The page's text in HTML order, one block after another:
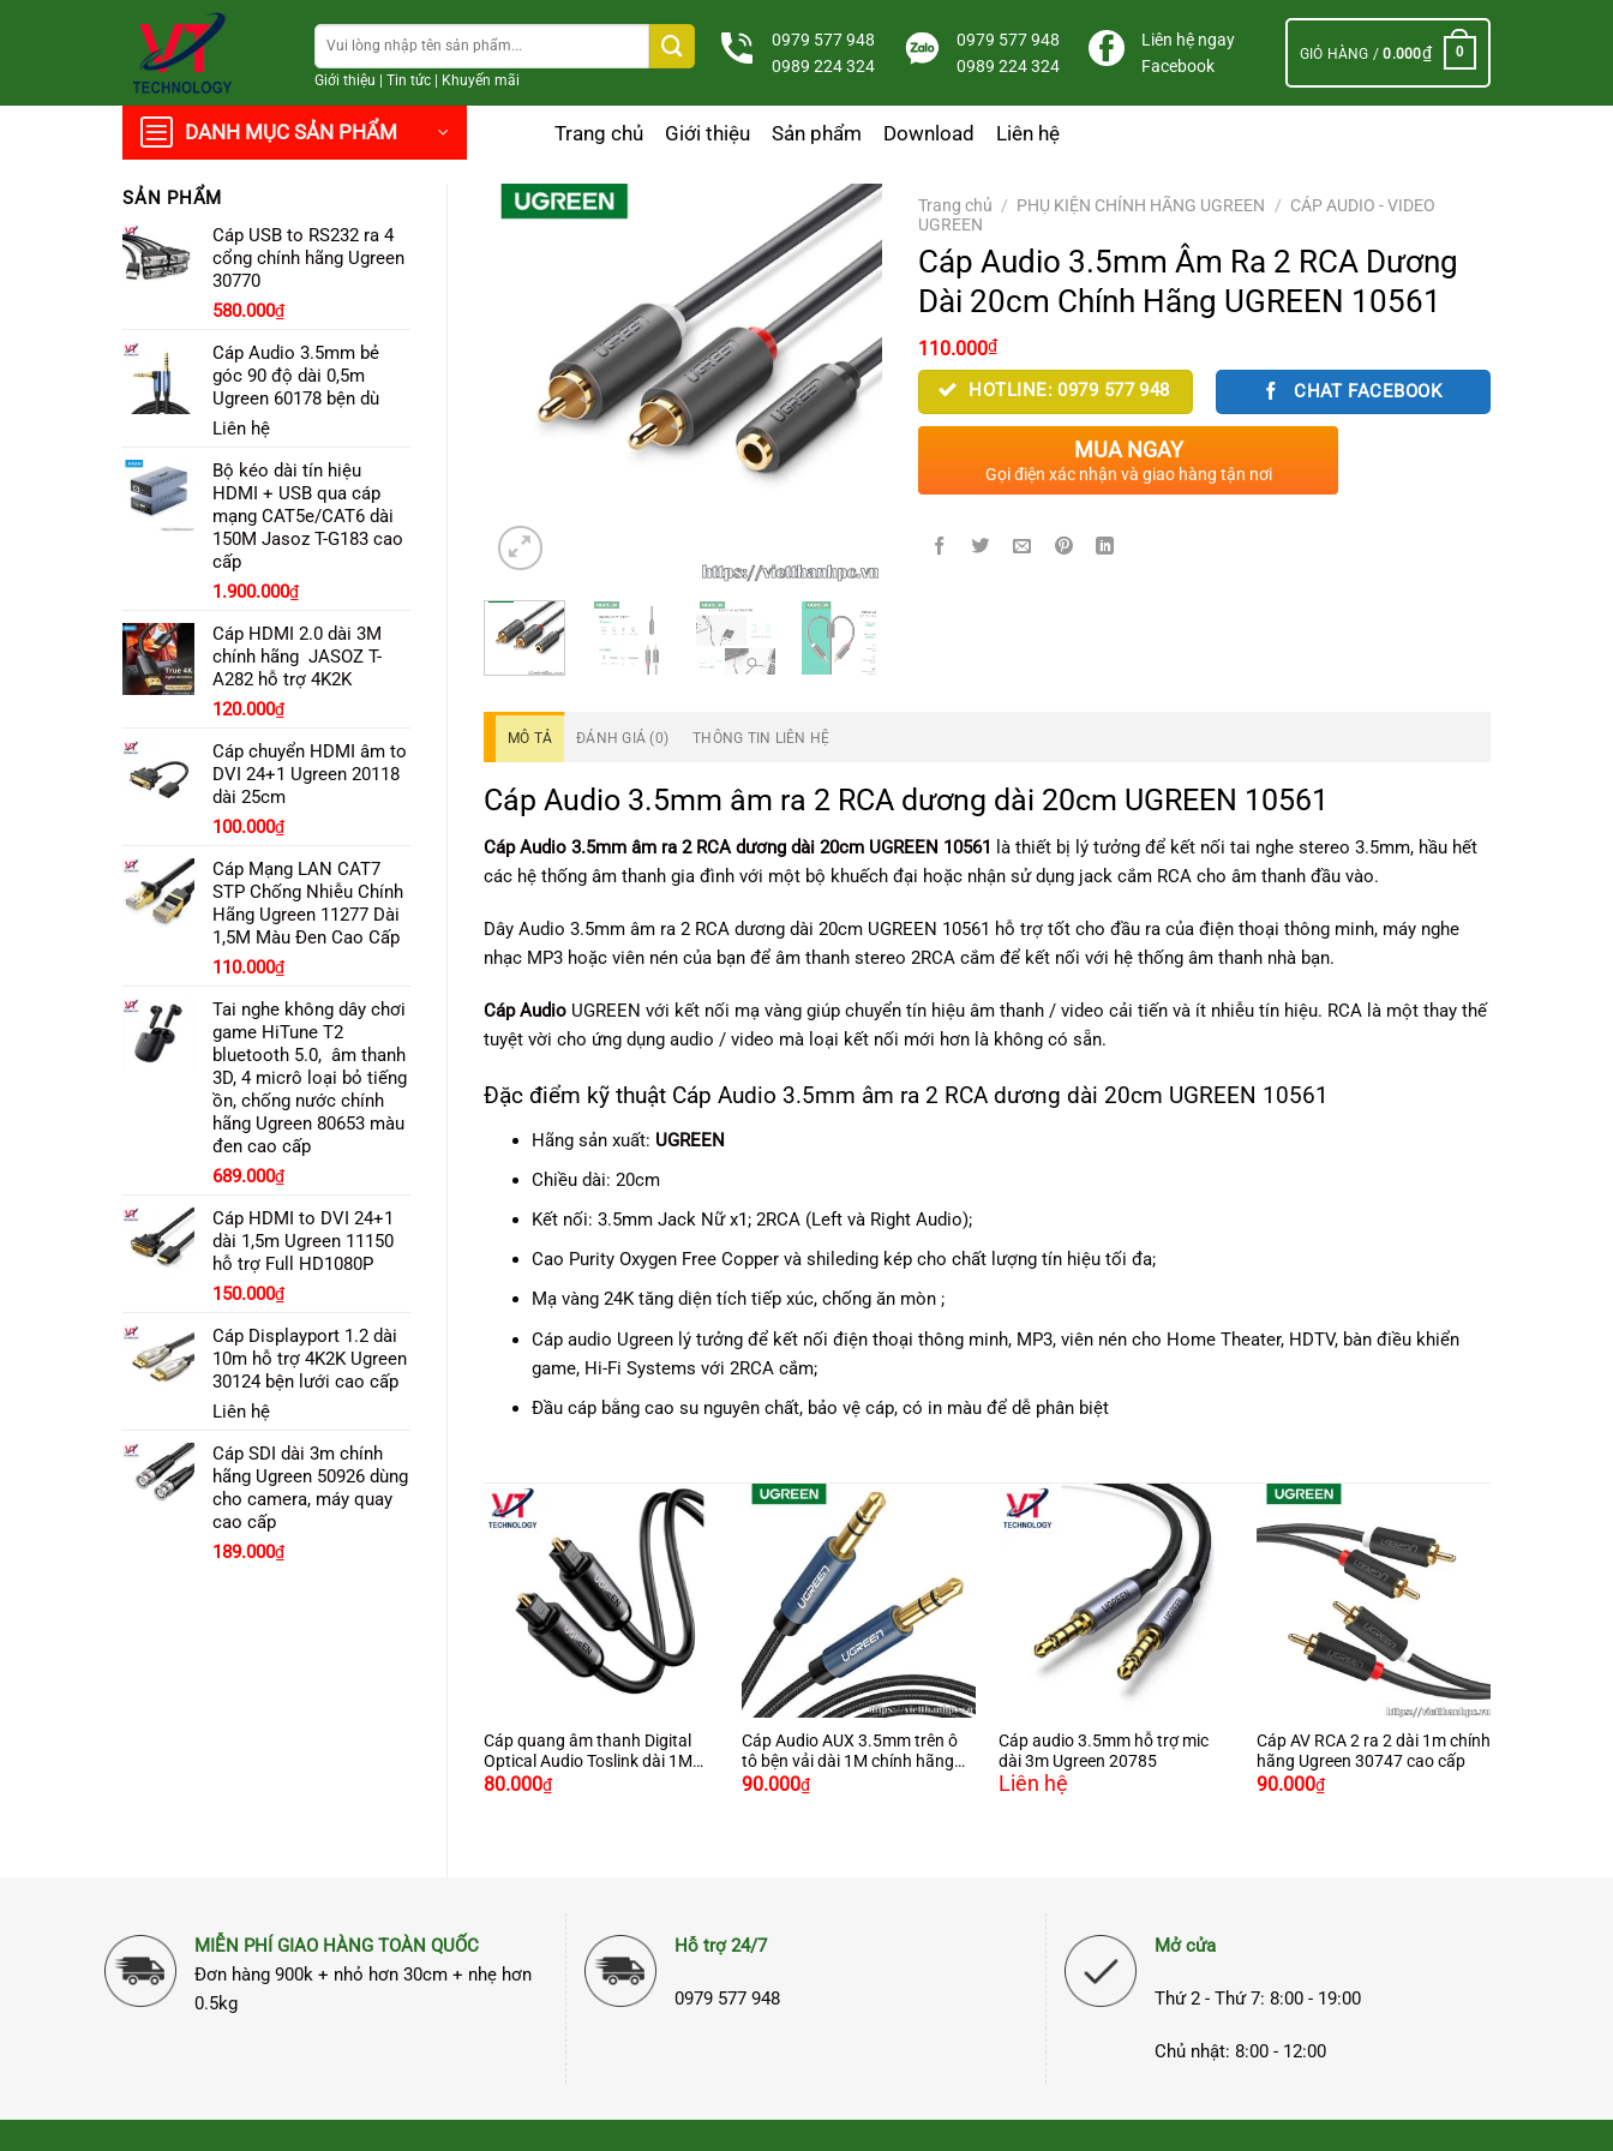
Tìm
kiếm:
Giới thiệu Tin tức| Khuyến mãi
0979 577 948
0989 224 324
0979 577 948
0989 224 324
Liên hệ ngay
Facebook
GIỎ HÀNG /0.000₫ 0
DANH MỤC SẢN PHẨM Trang chủ Giới thiệu Sản phẩm Download Liên hệ
SẢN PHẨM
Cáp USB to RS232 ra 4
cổng chính hãng Ugreen
30770
580.000₫
Cáp Audio 3.5mm bẻ
góc 90 độ dài 0,5m
Ugreen 60178 bện dù
Liên hệ
Bộ kéo dài tín hiệu
HDMI + USB qua cáp
mạng CAT5e/CAT6 dài
150M Jasoz T-G183 cao
cấp
Giá
là:
2.100.000₫.
1.900.000₫Giá
tại
là:
1.900.000₫.
Cáp HDMI 2.0 dài 3M
chính hãng JASOZ T-
A282 hỗ trợ 4K2K
Giá
là:
130.000₫.
120.000₫Giá
tại
là:
120.000₫.
Cáp chuyển HDMI âm to
DVI 24+1 Ugreen 20118
dài 25cm
100.000₫
Cáp Mạng LAN CAT7
STP Chống Nhiễu Chính
Hãng Ugreen 11277 Dài
1,5M Màu Đen Cao Cấp
110.000₫
Tai nghe không dây chơi
game HiTune T2
bluetooth 5.0, âm thanh
3D, 4 micrô loại bỏ tiếng
ồn, chống nước chính
hãng Ugreen 80653 màu
đen cao cấp
689.000₫
Cáp HDMI to DVI 24+1
dài 1,5m Ugreen 11150
hỗ trợ Full HD1080P
150.000₫
Cáp Displayport 1.2 dài
10m hỗ trợ 4K2K Ugreen
30124 bện lưới cao cấp
Liên hệ
Cáp SDI dài 3m chính
hãng Ugreen 50926 dùng
cho camera, máy quay
cao cấp
189.000₫
Trang chủ / PHỤ KIỆN CHÍNH HÃNG UGREEN / CÁP AUDIO - VIDEO
UGREEN
Cáp Audio 3.5mm Âm Ra 2 RCA Dương
Dài 20cm Chính Hãng UGREEN 10561
Giá
gốc
150.000₫.
110.000₫Giá
hiện
tại
là:
110.000₫.
HOTLINE: 0979 577 948 CHAT FACEBOOK
MUA NGAY
Gọi điện xác nhận và giao hàng tận nơi
MÔ TẢ ĐÁNH GIÁ (0) THÔNG TIN LIÊN HỆ
Cáp Audio 3.5mm âm ra 2 RCA dương dài 20cm UGREEN 10561
Cáp Audio 3.5mm âm ra 2 RCA dương dài 20cm UGREEN 10561 là thiết bị lý tưởng để kết nối tai nghe stereo 3.5mm, hầu hết
các hệ thống âm thanh gia đình với một bộ khuếch đại hoặc nhận sử dụng jack cắm RCA cho âm thanh đầu vào.
Dây Audio 3.5mm âm ra 2 RCA dương dài 20cm UGREEN 10561 hỗ trợ tốt cho đầu ra của điện thoại thông minh, máy nghe
nhạc MP3 hoặc viên nén của bạn để âm thanh stereo 2RCA cắm để kết nối với hệ thống âm thanh nhà bạn.
Cáp Audio UGREEN với kết nối mạ vàng giúp chuyển tín hiệu âm thanh / video cải tiến và ít nhiễu tín hiệu. RCA là một thay thế
tuyệt vời cho ứng dụng audio / video mà loại kết nối mới hơn là không có sẵn.
Đặc điểm kỹ thuật Cáp Audio 3.5mm âm ra 2 RCA dương dài 20cm UGREEN 10561
Hãng sản xuất: UGREEN
Chiều dài: 20cm
Kết nối: 3.5mm Jack Nữ x1; 2RCA (Left và Right Audio);
Cao Purity Oxygen Free Copper và shileding kép cho chất lượng tín hiệu tối đa;
Mạ vàng 24K tăng diện tích tiếp xúc, chống ăn mòn ;
Cáp audio Ugreen lý tưởng để kết nối điện thoại thông minh, MP3, viên nén cho Home Theater, HDTV, bàn điều khiển
game, Hi-Fi Systems với 2RCA cắm;
Đầu cáp bằng cao su nguyên chất, bảo vệ cáp, có in màu để dễ phân biệt
Cáp quang âm thanh Digital
Optical Audio Toslink dài 1M
chính hãng Ugreen 70890 cao
80.000₫
+
Cáp Audio AUX 3.5mm trên ô
tô bện vải dài 1M chính hãng
Ugreen 10685 cao cấp
Giá
90.000₫Giá
hiện
Cáp audio 3.5mm hỗ trợ mic
dài 3m Ugreen 20785
Liên hệ
Cáp AV RCA 2 ra 2 dài 1m chính
hãng Ugreen 30747 cao cấp
90.000₫
MIỄN PHÍ GIAO HÀNG TOÀN QUỐC
Đơn hàng 900k + nhỏ hơn 30cm + nhẹ hơn
0.5kg
Hỗ trợ 24/7
0979 577 948
Mở cửa
Thứ 2 - Thứ 7: 8:00 - 19:00
Chủ nhật: 8:00 - 12:00